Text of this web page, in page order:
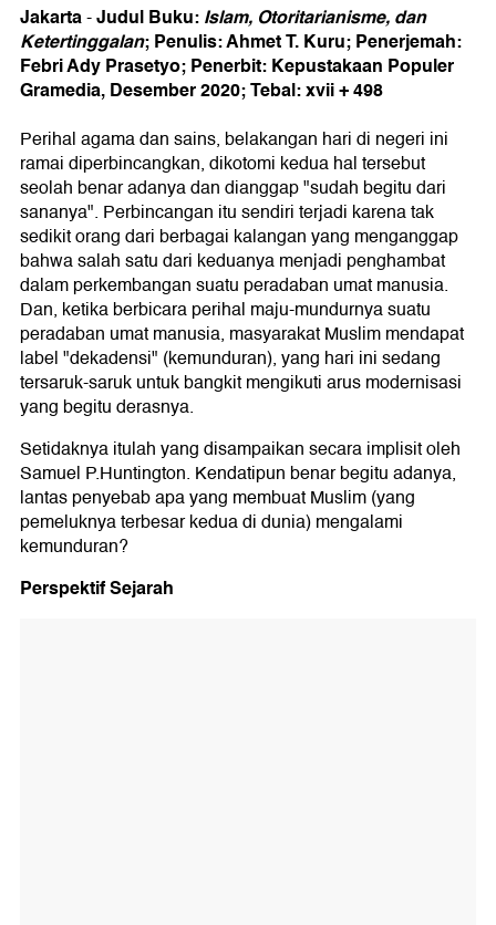
Jakarta-Judul Buku:Islam, Otoritarianisme, dan
Ketertinggalan; Penulis: Ahmet T. Kuru; Penerjemah:
Febri Ady Prasetyo; Penerbit: Kepustakaan Populer
Gramedia, Desember 2020; Tebal: xvii + 498
Perihal agama dan sains, belakangan hari di negeri ini
ramai diperbincangkan, dikotomi kedua hal tersebut
seolah benar adanya dan dianggap "sudah begitu dari
sananya". Perbincangan itu sendiri terjadi karena tak
sedikit orang dari berbagai kalangan yang menganggap
bahwa salah satu dari keduanya menjadi penghambat
dalam perkembangan suatu peradaban umat manusia.
Dan, ketika berbicara perihal maju-mundurnya suatu
peradaban umat manusia, masyarakat Muslim mendapat
label "dekadensi" (kemunduran), yang hari ini sedang
tersaruk-saruk untuk bangkit mengikuti arus modernisasi
yang begitu derasnya.
Setidaknya itulah yang disampaikan secara implisit oleh
Samuel P.Huntington. Kendatipun benar begitu adanya,
lantas penyebab apa yang membuat Muslim (yang
pemeluknya terbesar kedua di dunia) mengalami
kemunduran?
Perspektif Sejarah